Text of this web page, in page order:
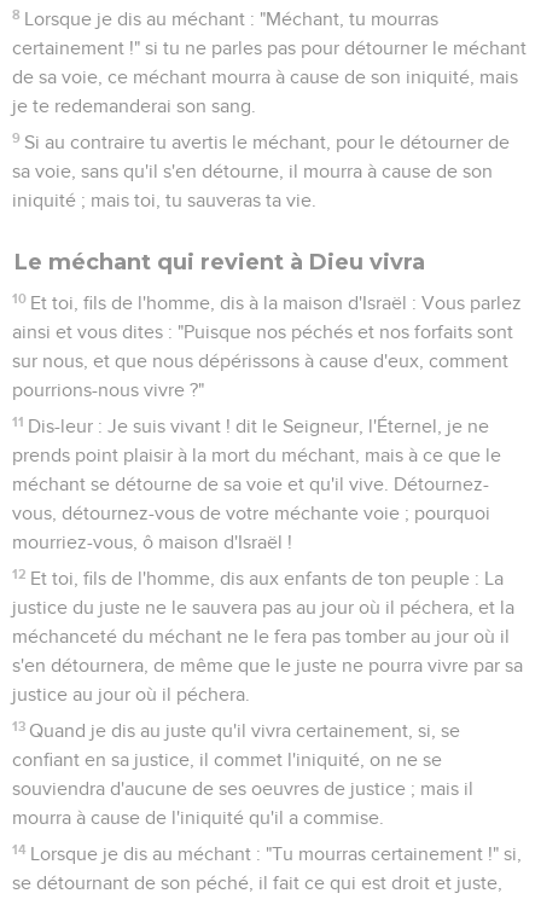
8 Lorsque je dis au méchant : "Méchant, tu mourras
certainement !" si tu ne parles pas pour détourner le méchant
de sa voie, ce méchant mourra à cause de son iniquité, mais
je te redemanderai son sang.
9 Si au contraire tu avertis le méchant, pour le détourner de
sa voie, sans qu'il s'en détourne, il mourra à cause de son
iniquité ; mais toi, tu sauveras ta vie.
Le méchant qui revient à Dieu vivra
10 Et toi, fils de l'homme, dis à la maison d'Israël : Vous parlez
ainsi et vous dites : "Puisque nos péchés et nos forfaits sont
sur nous, et que nous dépérissons à cause d'eux, comment
pourrions-nous vivre ?"
11 Dis-leur : Je suis vivant ! dit le Seigneur, l'Éternel, je ne
prends point plaisir à la mort du méchant, mais à ce que le
méchant se détourne de sa voie et qu'il vive. Détournez-
vous, détournez-vous de votre méchante voie ; pourquoi
mourriez-vous, ô maison d'Israël !
12 Et toi, fils de l'homme, dis aux enfants de ton peuple : La
justice du juste ne le sauvera pas au jour où il péchera, et la
méchanceté du méchant ne le fera pas tomber au jour où il
s'en détournera, de même que le juste ne pourra vivre par sa
justice au jour où il péchera.
13 Quand je dis au juste qu'il vivra certainement, si, se
confiant en sa justice, il commet l'iniquité, on ne se
souviendra d'aucune de ses oeuvres de justice ; mais il
mourra à cause de l'iniquité qu'il a commise.
14 Lorsque je dis au méchant : "Tu mourras certainement !" si,
se détournant de son péché, il fait ce qui est droit et juste,